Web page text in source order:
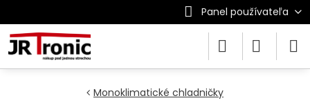
Panel používateľa
Monoklimatické chladničky